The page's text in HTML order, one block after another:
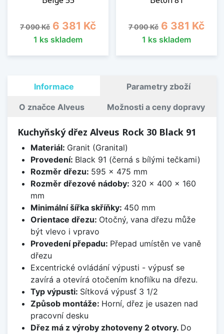
Běžná cena
7 090 Kč Cena
6 381 Kč
1 ks skladem
Běžná cena
7 090 Kč Cena
6 381 Kč
1 ks skladem
Informace Parametry zboží
O značce Alveus Možnosti a ceny dopravy
Kuchyňský dřez Alveus Rock 30 Black 91
Materiál: Granit (Granital)
Provedení: Black 91 (černá s bílými tečkami)
Rozměr dřezu: 595 x 475 mm
Rozměr dřezové nádoby: 320 x 400 x 160
mm
Minimální šířka skříňky: 450 mm
Orientace dřezu: Otočný, vana dřezu může
být vlevo i vpravo
Provedení přepadu: Přepad umístěn ve vaně
dřezu
Excentrické ovládání výpusti - výpusť se
zavírá a otevírá otočením knoflíku na dřezu.
Typ výpusti: Sítková výpusť 3 1/2
Způsob montáže: Horní, dřez je usazen nad
pracovní desku
Dřez má z výroby zhotoveny 2 otvory. Do